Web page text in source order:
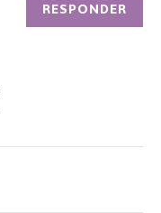
RESPONDER